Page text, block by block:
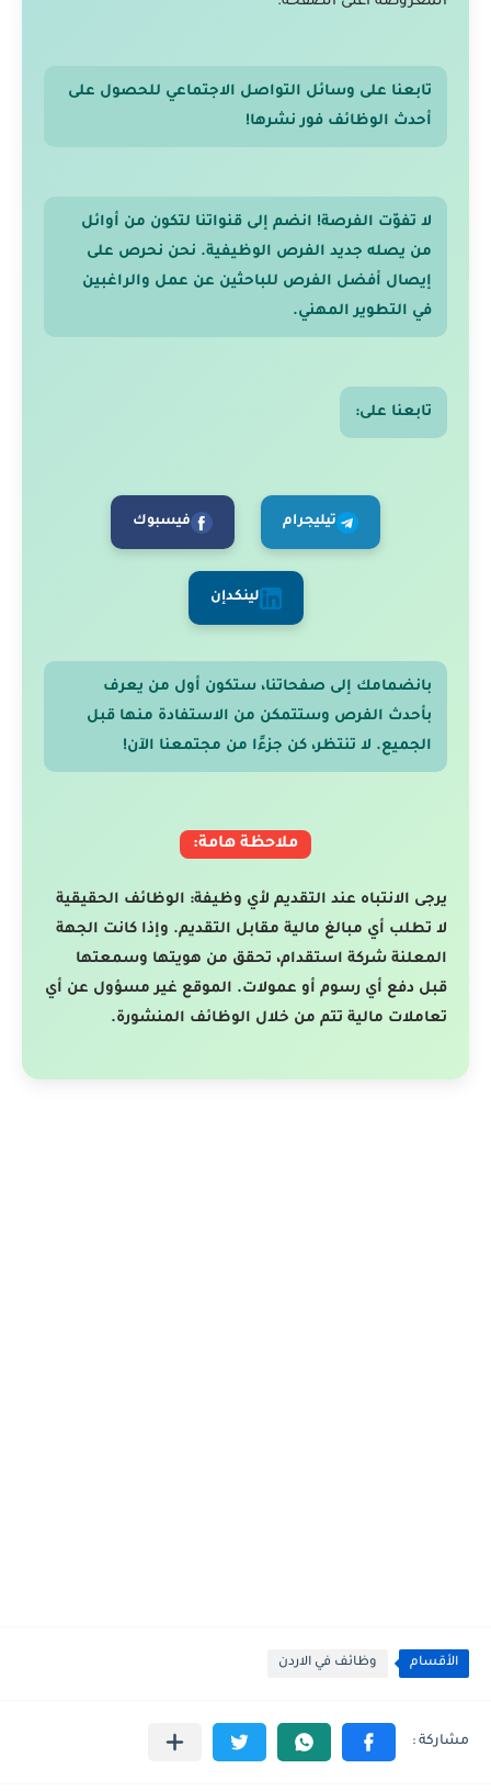
تابعنا على وسائل التواصل الاجتماعي للحصول على
أحدث الوظائف فور نشرها!
لا تفوّت الفرصة! انضم إلى قنواتنا لتكون من أوائل
من يصله جديد الفرص الوظيفية. نحن نحرص على
إيصال أفضل الفرص للباحثين عن عمل والراغبين
في التطوير المهني.
تابعنا على:
تيليجرام فيسبوك
لينكدإن
بانضمامك إلى صفحاتنا، ستكون أول من يعرف
بأحدث الفرص وستتمكن من الاستفادة منها قبل
الجميع. لا تنتظر، كن جزءًا من مجتمعنا الآن!
ملاحظة هامة:
يرجى الانتباه عند التقديم لأي وظيفة: الوظائف الحقيقية
لا تطلب أي مبالغ مالية مقابل التقديم. وإذا كانت الجهة
المعلنة شركة استقدام، تحقق من هويتها وسمعتها
قبل دفع أي رسوم أو عمولات. الموقع غير مسؤول عن أي
تعاملات مالية تتم من خلال الوظائف المنشورة.
الأقسام وظائف في الاردن